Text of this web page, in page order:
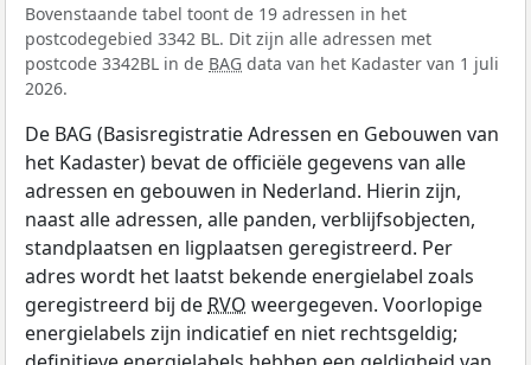
Bovenstaande tabel toont de 19 adressen in het
postcodegebied 3342 BL. Dit zijn alle adressen met
postcode 3342BL in de BAG data van het Kadaster van 1 juli
2026.
De BAG (Basisregistratie Adressen en Gebouwen van
het Kadaster) bevat de officiële gegevens van alle
adressen en gebouwen in Nederland. Hierin zijn,
naast alle adressen, alle panden, verblijfsobjecten,
standplaatsen en ligplaatsen geregistreerd. Per
adres wordt het laatst bekende energielabel zoals
geregistreerd bij de RVO weergegeven. Voorlopige
energielabels zijn indicatief en niet rechtsgeldig;